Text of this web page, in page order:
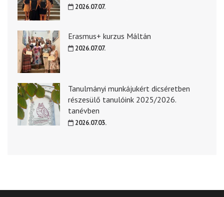
2026.07.07.
Erasmus+ kurzus Máltán
2026.07.07.
Tanulmányi munkájukért dicséretben
részesülő tanulóink 2025/2026.
tanévben
2026.07.03.